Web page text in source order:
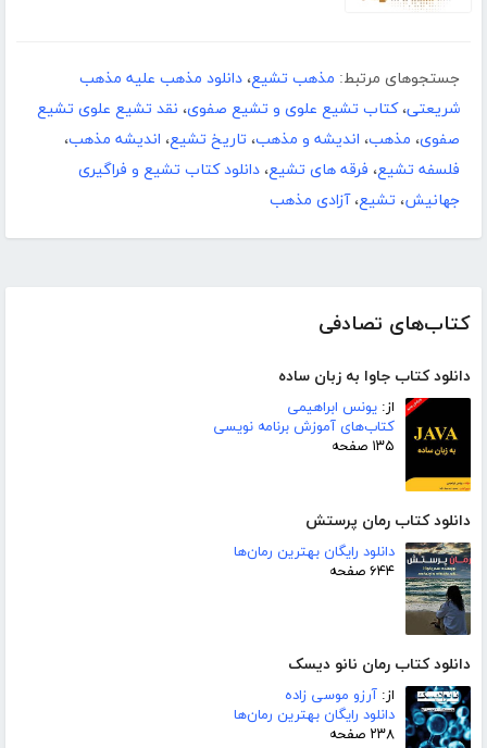
کتاب‌های تصادفی
دانلود کتاب جاوا به زبان ساده
از: یونس ابراهیمی
کتاب‌های آموزش برنامه نویسی
۱۳۵ صفحه
دانلود کتاب رمان پرستش
دانلود رایگان بهترین رمان‌ها
۶۴۴ صفحه
دانلود کتاب رمان نانو دیسک
از: آرزو موسی زاده
دانلود رایگان بهترین رمان‌ها
۲۳۸ صفحه
جستجوهای مرتبط: مذهب تشیع، دانلود مذهب علیه مذهب
شریعتی،کتاب تشیع علوی و تشیع صفوی، نقد تشیع علوی تشیع
صفوی، مذهب، اندیشه و مذهب، تاریخ تشیع، اندیشه مذهب،
فلسفه تشیع، فرقه های تشیع، دانلود کتاب تشیع و فراگیری
جهانیش، تشیع،آزادی مذهب